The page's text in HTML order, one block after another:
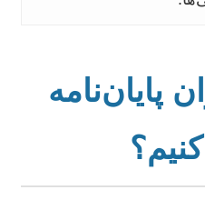
پایان‌نامه